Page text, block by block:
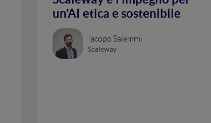
un’AI etica e sostenibile
Iacopo Salemmi
Scaleway